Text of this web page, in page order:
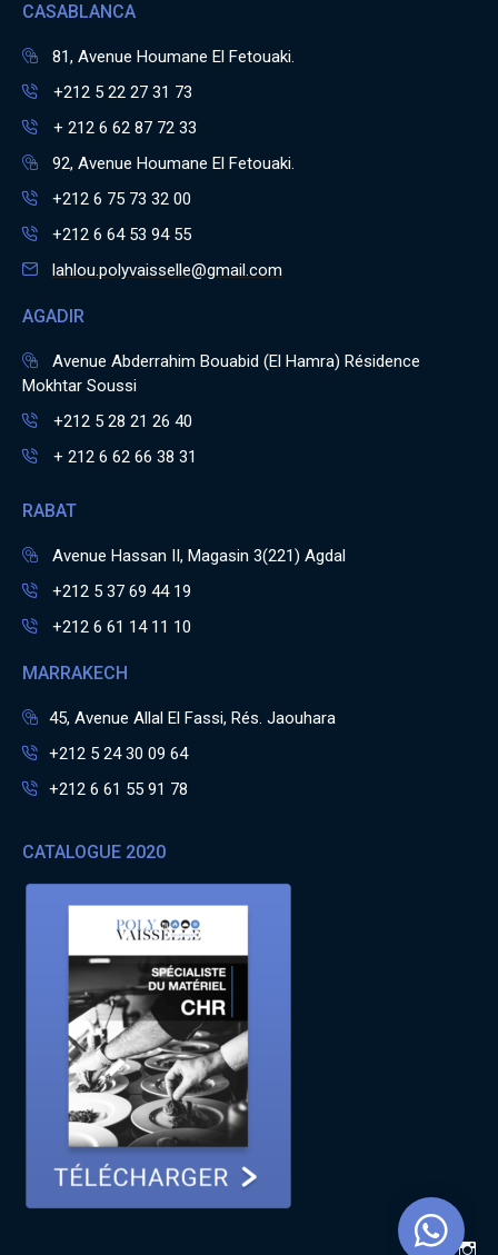
CASABLANCA
81, Avenue Houmane El Fetouaki.
+212 5 22 27 31 73
+ 212 6 62 87 72 33
92, Avenue Houmane El Fetouaki.
+212 6 75 73 32 00
+212 6 64 53 94 55
lahlou.polyvaisselle@gmail.com
AGADIR
Avenue Abderrahim Bouabid (El Hamra) Résidence
Mokhtar Soussi
+212 5 28 21 26 40
+ 212 6 62 66 38 31
RABAT
Avenue Hassan II, Magasin 3(221) Agdal
+212 5 37 69 44 19
+212 6 61 14 11 10
MARRAKECH
45, Avenue Allal El Fassi, Rés. Jaouhara
+212 5 24 30 09 64
+212 6 61 55 91 78
CATALOGUE 2020